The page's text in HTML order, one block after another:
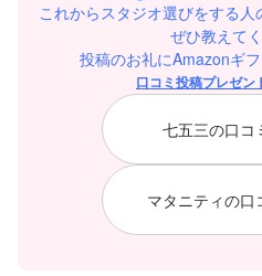
これからスタジオ選びをする
ぜひ教えて
投稿のお礼にAmazonギ
口コミ投稿プレゼン
七五三の口コ
マタニティの口